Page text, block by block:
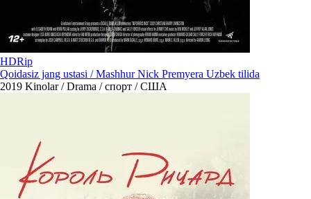
HDRip
Qoidasiz jang ustasi / Mashhur Nick Premyera Uzbek tilida
2019 Kinolar / Drama / спорт / США